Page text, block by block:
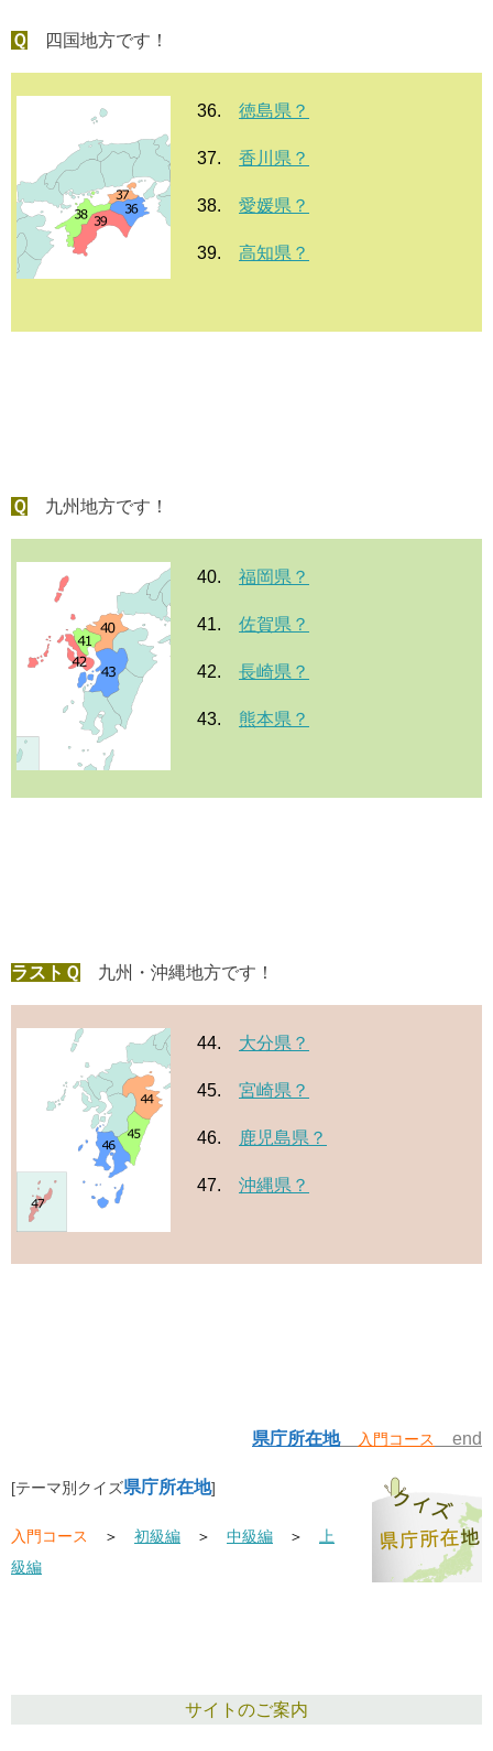
Ｑ 四国地方です！
36. 徳島県？
37. 香川県？
38. 愛媛県？
39. 高知県？
Ｑ 九州地方です！
40. 福岡県？
41. 佐賀県？
42. 長崎県？
43. 熊本県？
ラストＱ 九州・沖縄地方です！
44. 大分県？
45. 宮崎県？
46. 鹿児島県？
47. 沖縄県？
県庁所在地 入門コース end
[テーマ別クイズ県庁所在地]
入門コース ＞ 初級編 ＞ 中級編 ＞
上
級編
サイトのご案内